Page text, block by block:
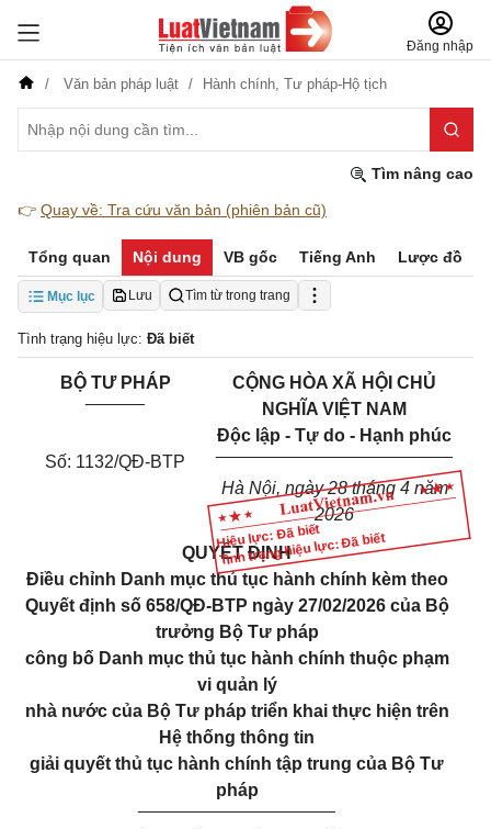
Đăng nhập
Văn bản pháp luật Hành chính, Tư pháp-Hộ tịch
Tìm nâng cao
👉 Quay về: Tra cứu văn bản (phiên bản cũ)
Tổng quan Nội dung VB gốc Tiếng Anh Lược đồ
Mục lục Lưu Tìm từ trong trang
Tình trạng hiệu lực: Đã biết
Hiệu lực: Đã biết
Tình trạng hiệu lực: Đã biết
BỘ TƯ PHÁP
Số: 1132/QĐ-BTP
CỘNG HÒA XÃ HỘI CHỦ
NGHĨA VIỆT NAM
Độc lập - Tự do - Hạnh phúc
________________________
Hà Nội, ngày 28 tháng 4 năm
2026
QUYẾT ĐỊNH
Điều chỉnh Danh mục thủ tục hành chính kèm theo
Quyết định số 658/QĐ-BTP ngày 27/02/2026 của Bộ
trưởng Bộ Tư pháp
công bố Danh mục thủ tục hành chính thuộc phạm
vi quản lý
nhà nước của Bộ Tư pháp triển khai thực hiện trên
Hệ thống thông tin
giải quyết thủ tục hành chính tập trung của Bộ Tư
pháp
____________________